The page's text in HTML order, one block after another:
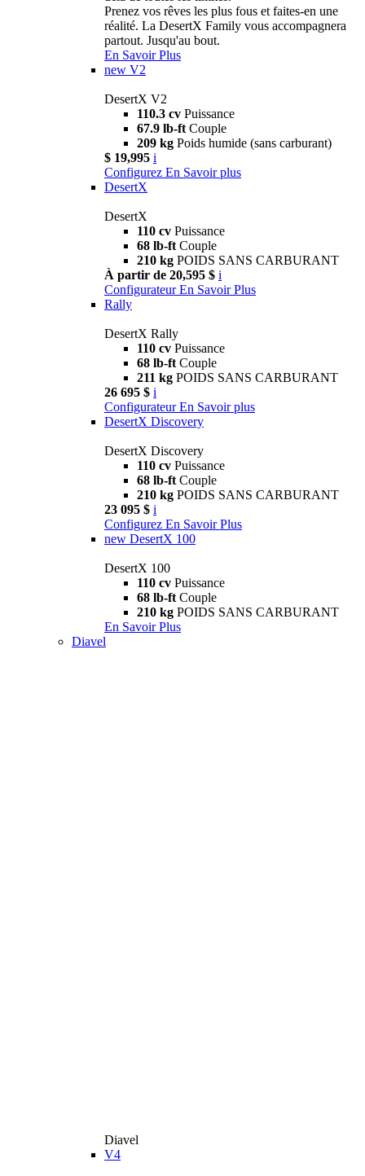
Prenez vos rêves les plus fous et faites-en une
réalité. La DesertX Family vous accompagnera
partout. Jusqu'au bout.
En Savoir Plus
new V2
DesertX V2
110.3 cv Puissance
67.9 lb-ft Couple
209 kg Poids humide (sans carburant)
$ 19,995 i
Configurez En Savoir plus
DesertX
DesertX
110 cv Puissance
68 lb-ft Couple
210 kg POIDS SANS CARBURANT
À partir de 20,595 $ i
Configurateur En Savoir Plus
Rally
DesertX Rally
110 cv Puissance
68 lb-ft Couple
211 kg POIDS SANS CARBURANT
26 695 $ i
Configurateur En Savoir plus
DesertX Discovery
DesertX Discovery
110 cv Puissance
68 lb-ft Couple
210 kg POIDS SANS CARBURANT
23 095 $ i
Configurez En Savoir Plus
new DesertX 100
DesertX 100
110 cv Puissance
68 lb-ft Couple
210 kg POIDS SANS CARBURANT
En Savoir Plus
Diavel
Diavel
V4